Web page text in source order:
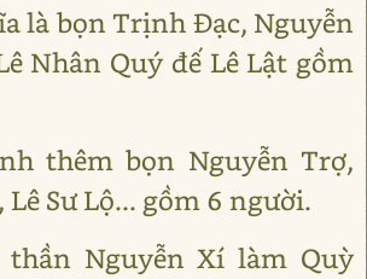
là bọn Trịnh Đạc, Nguyễn
Nhân Quý đế Lê Lật gồm
thêm bọn Nguyễn Trợ,
Sư Lộ... gồm 6 người.
thần Nguyễn Xí làm Quỳ